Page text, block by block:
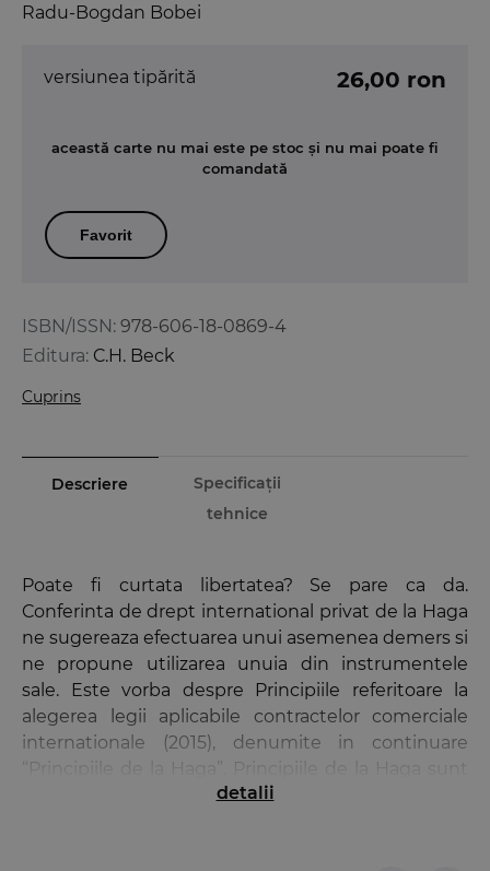
Radu-Bogdan Bobei
ISBN/ISSN: 978-606-18-0869-4
Editura: C.H. Beck
Cuprins
versiunea tipărită 26,00 ron
această carte nu mai este pe stoc și nu mai poate fi
comandată
Favorit
Descriere
Specificații
tehnice
Poate fi curtata libertatea? Se pare ca da.
Conferinta de drept international privat de la Haga
ne sugereaza efectuarea unui asemenea demers si
ne propune utilizarea unuia din instrumentele
sale. Este vorba despre Principiile referitoare la
alegerea legii aplicabile contractelor comerciale
internationale (2015), denumite in continuare
“Principiile de la Haga”. Principiile de la Haga sunt
un vehicul al afirmarii libertatii partilor de a stabili
detalii